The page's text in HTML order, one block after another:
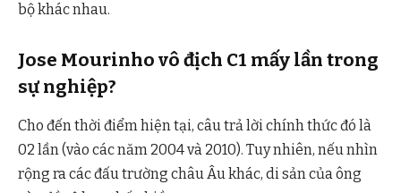
bộ khác nhau.
Jose Mourinho vô địch C1 mấy lần trong
sự nghiệp?
Cho đến thời điểm hiện tại, câu trả lời chính thức đó là
02 lần (vào các năm 2004 và 2010). Tuy nhiên, nếu nhìn
rộng ra các đấu trường châu Âu khác, di sản của ông